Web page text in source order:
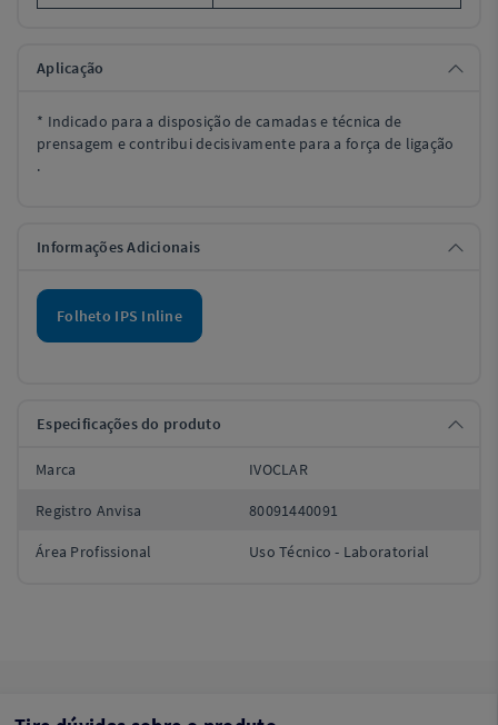
Aplicação
* Indicado para a disposição de camadas e técnica de
prensagem e contribui decisivamente para a força de ligação
.
Informações Adicionais
Folheto IPS Inline
Especificações do produto
Marca IVOCLAR
Registro Anvisa 80091440091
Área Profissional Uso Técnico - Laboratorial